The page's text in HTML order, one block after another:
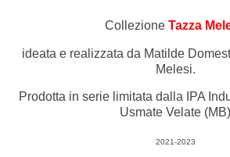
Collezione Tazza
ideata e realizzata da Matilde
Melesi.
Prodotta in serie limitata dalla IPA
Usmate Velate (MB)
2021-2023